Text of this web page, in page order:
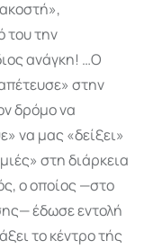
του την
ανάγκη! …Ο
στην
δρόμο να
να μας «δείξει»
στη διάρκεια
ο οποίος —στο
έδωσε εντολή
το κέντρο τής